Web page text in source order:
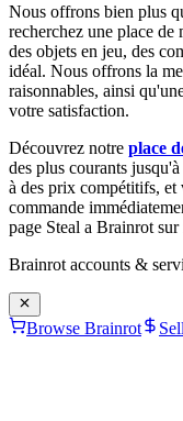
Nous offrons bien plus
recherchez une place de
des objets en jeu, des
idéal. Nous offrons la
raisonnables, ainsi
votre satisfaction.
Découvrez notre place
des plus courants
à des prix compétitifs, et
commande
page Steal a Brainrot sur
Brainrot accounts &
Browse Brainrot Sell